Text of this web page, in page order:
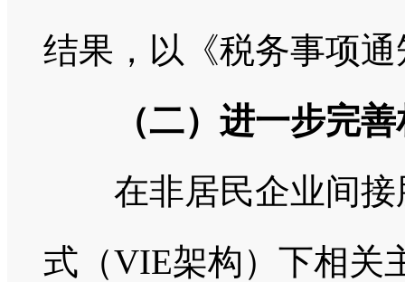
结果，以《税务事项
（二）进一步完
在非居民企业间接
式（VIE架构）下相关